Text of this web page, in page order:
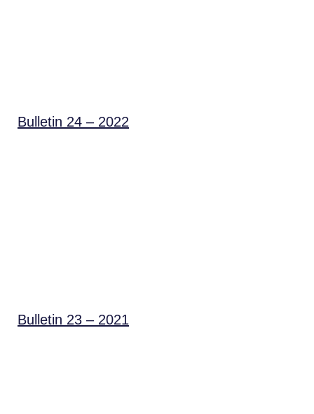
Bulletin 24 – 2022
Bulletin 23 – 2021